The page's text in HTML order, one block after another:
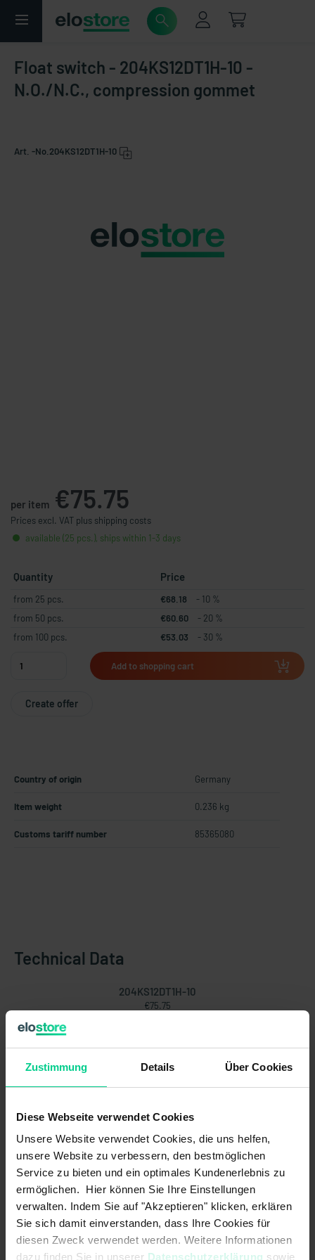
Zustimmung Details Über Cookies
Diese Webseite verwendet Cookies
Unsere Website verwendet Cookies, die uns helfen,
unsere Website zu verbessern, den bestmöglichen
Service zu bieten und ein optimales Kundenerlebnis zu
ermöglichen. Hier können Sie Ihre Einstellungen
verwalten. Indem Sie auf "Akzeptieren" klicken, erklären
Sie sich damit einverstanden, dass Ihre Cookies für
diesen Zweck verwendet werden. Weitere Informationen
dazu finden Sie in unserer Datenschutzerklärung sowie
Float switch - 204KS12DT1H-10 -
N.O./N.C., compression gommet
Art. -No. 204KS12DT1H-10
per item €75.75
Prices excl. VAT plus shipping costs
available (25 pcs.), ships within 1-3 days
Quantity Price
from 25 pcs. €68.18
- 10 %
from 50 pcs.
€60.60
- 20 %
from 100 pcs.
€53.03 - 30 %
Add to shopping cart
Create offer
Country of origin Germany
Item weight 0.236 kg
Customs tariff number 85365080
Technical Data
204KS12DT1H-10
€75.75
Max. switching current: 1 A
Contact form:
Output signal: digital
Max. switching voltage: 250 V AC
Max. switching power: 50 W